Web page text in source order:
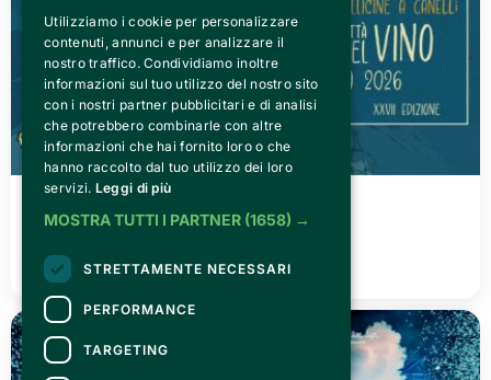
VENERDÌ 03 LUGLIO 2026
Canelli città del Vino 2026
LEGGI TUTTO
Utilizziamo i cookie per personalizzare
contenuti, annunci e per analizzare il
nostro traffico. Condividiamo inoltre
informazioni sul tuo utilizzo del nostro sito
con i nostri partner pubblicitari e di analisi
che potrebbero combinarle con altre
informazioni che hai fornito loro o che
hanno raccolto dal tuo utilizzo dei loro
servizi. Leggi di più
MOSTRA TUTTI I PARTNER (1658) →
STRETTAMENTE NECESSARI
PERFORMANCE
TARGETING